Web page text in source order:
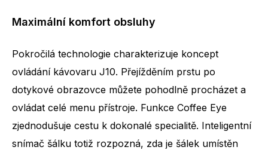
Maximální komfort obsluhy
Pokročilá technologie charakterizuje koncept
ovládání kávovaru J10. Přejížděním prstu po
dotykové obrazovce můžete pohodlně procházet a
ovládat celé menu přístroje. Funkce Coffee Eye
zjednodušuje cestu k dokonalé specialitě. Inteligentní
snímač šálku totiž rozpozná, zda je šálek umístěn